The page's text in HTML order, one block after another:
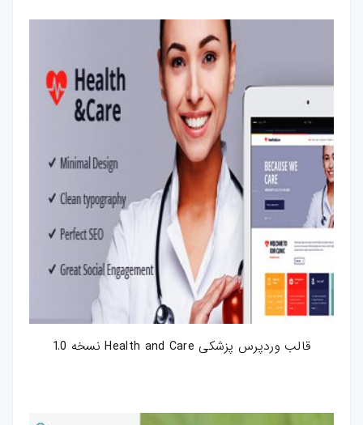
قالب وردپرس پزشکی Health and Care نسخه 1.0